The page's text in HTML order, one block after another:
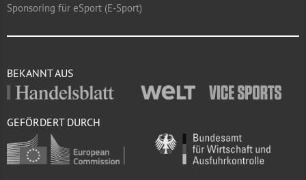
Sponsoring für eSport (E-Sport)
BEKANNT AUS
GEFÖRDERT DURCH